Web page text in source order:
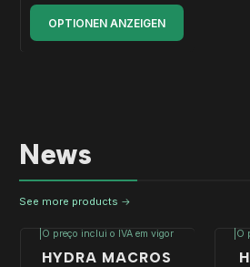
OPTIONEN ANZEIGEN
News
See more products
-10%
AUS
O preço inclui o IVA em vigor
HYDRA MACROS
O